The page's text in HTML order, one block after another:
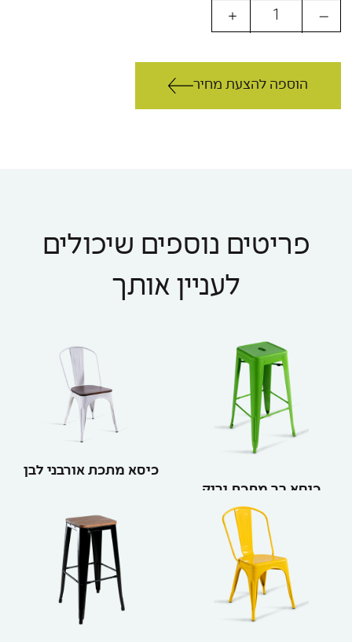
הוספה להצעת מחיר
פריטים נוספים שיכולים
לעניין אותך
כיסא בר מתכת ירוק
כיסא מתכת אורבני לבן